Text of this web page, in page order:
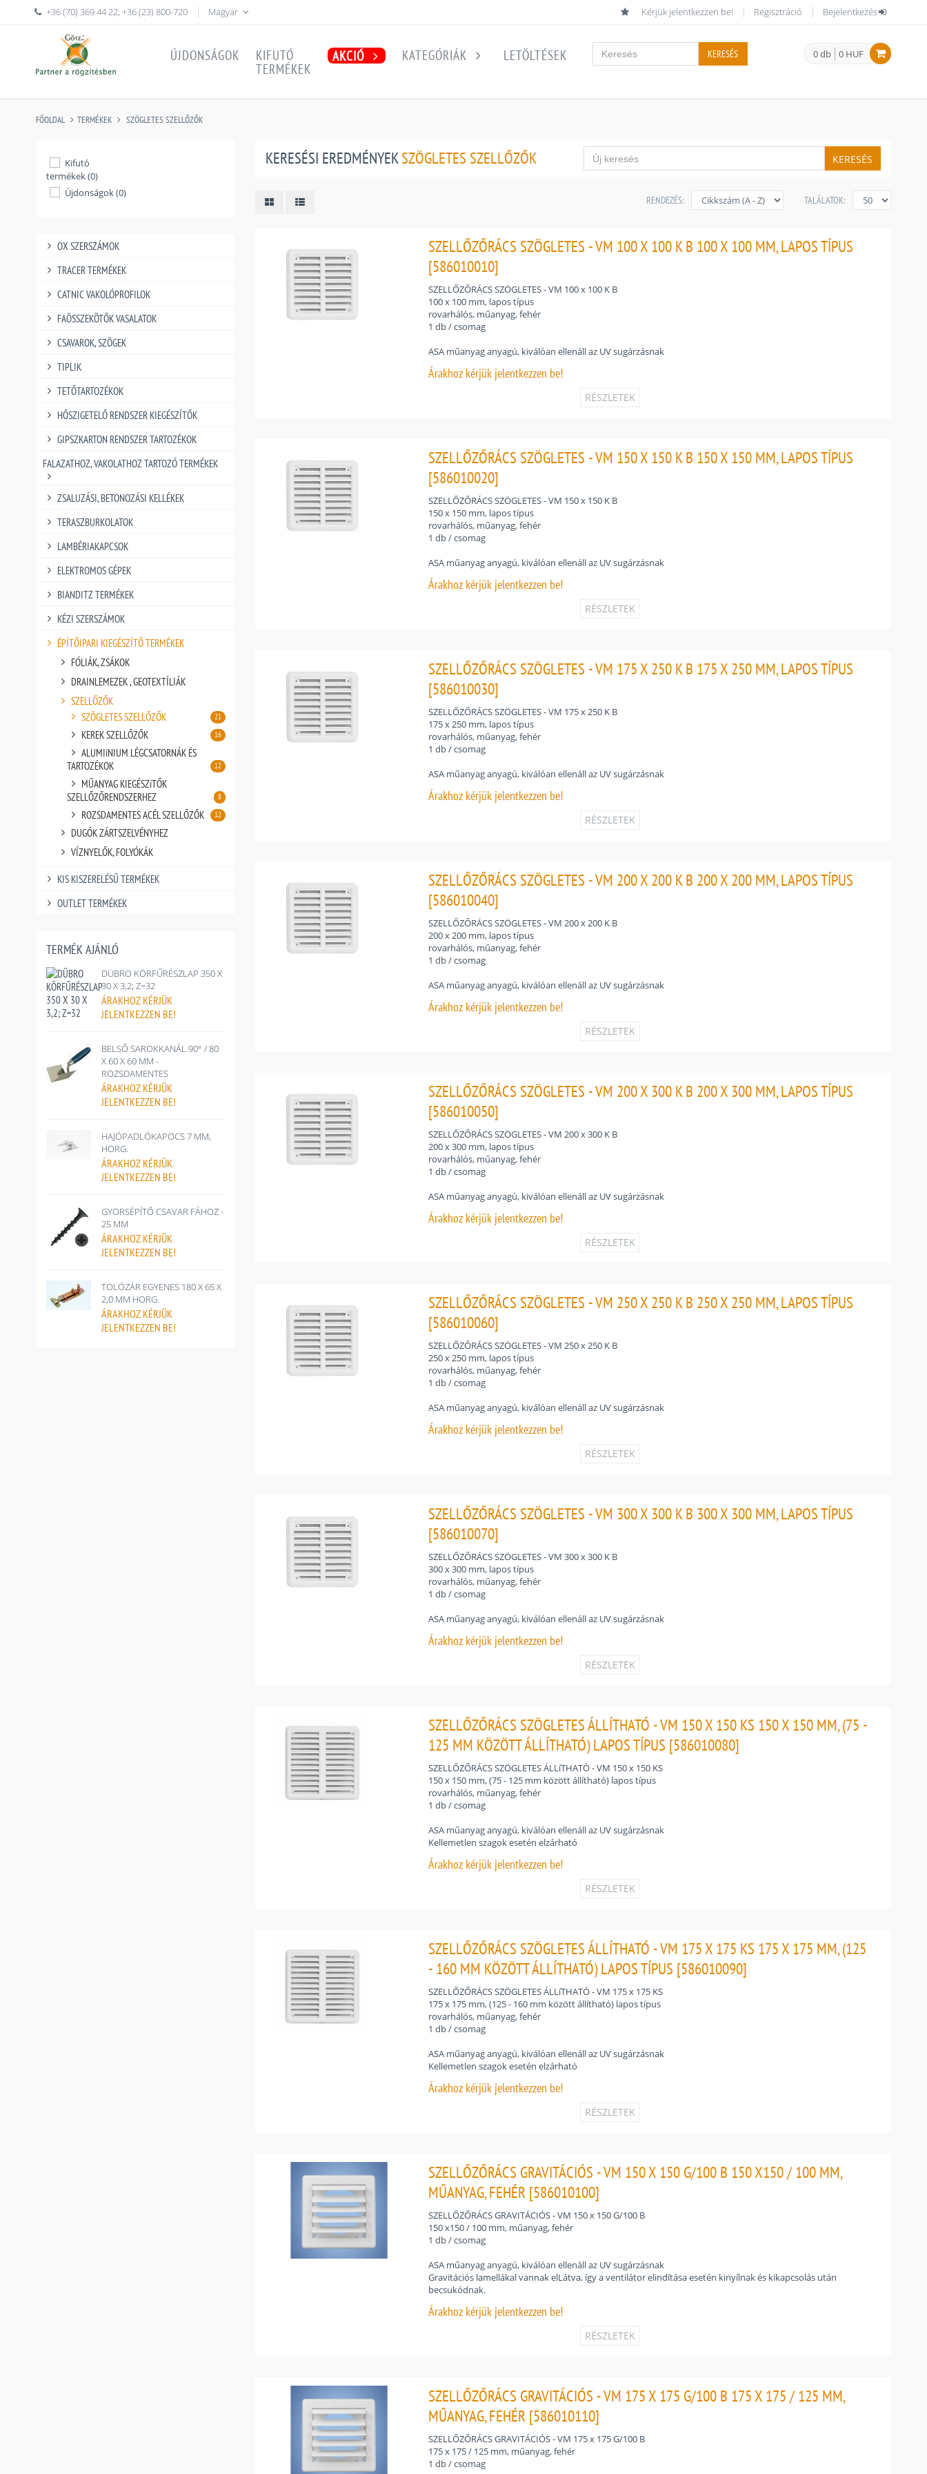
+36 (70) 369 44 22,+36 (23) 800-720 Magyar Kérjük jelentkezzen be! Regisztráció Bejelentkezés
0 db 0 HUF
ÚJDONSÁGOK
KIFUTÓ
TERMÉKEK
AKCIÓ KATEGÓRIÁK LETÖLTÉSEK KERESÉS
FŐOLDAL TERMÉKEK SZÖGLETES SZELLŐZŐK
Kifutó
termékek (0)
Újdonságok (0)
OX SZERSZÁMOK
TRACER TERMÉKEK
CATNIC VAKOLÓPROFILOK
FAÖSSZEKÖTŐK VASALATOK
CSAVAROK, SZÖGEK
TIPLIK
TETŐTARTOZÉKOK
HŐSZIGETELŐ RENDSZER KIEGÉSZÍTŐK
GIPSZKARTON RENDSZER TARTOZÉKOK
FALAZATHOZ, VAKOLATHOZ TARTOZÓ TERMÉKEK
ZSALUZÁSI, BETONOZÁSI KELLÉKEK
TERASZBURKOLATOK
LAMBÉRIAKAPCSOK
ELEKTROMOS GÉPEK
BIANDITZ TERMÉKEK
KÉZI SZERSZÁMOK
ÉPÍTŐIPARI KIEGÉSZÍTŐ TERMÉKEK
FÓLIÁK, ZSÁKOK
DRAINLEMEZEK , GEOTEXTÍLIÁK
SZELLŐZŐK
SZÖGLETES SZELLŐZŐK
21
KEREK SZELLŐZŐK 16
ALUMIíNIUM LÉGCSATORNÁK ÉS
TARTOZÉKOK
12
MŰANYAG KIEGÉSZíTŐK
SZELLŐZŐRENDSZERHEZ
8
ROZSDAMENTES ACÉL SZELLŐZŐK 12
DUGÓK ZÁRTSZELVÉNYHEZ
VÍZNYELŐK, FOLYÓKÁK
KIS KISZERELÉSŰ TERMÉKEK
OUTLET TERMÉKEK
TERMÉK AJÁNLÓ
DÜBRO KÖRFŰRÉSZLAP 350 X
30 X 3,2; Z=32
ÁRAKHOZ KÉRJÜK
JELENTKEZZEN BE!
BELSŐ SAROKKANÁL 90° / 80
X 60 X 60 MM -
ROZSDAMENTES
ÁRAKHOZ KÉRJÜK
JELENTKEZZEN BE!
HAJÓPADLÓKAPOCS 7 MM,
HORG.
ÁRAKHOZ KÉRJÜK
JELENTKEZZEN BE!
GYORSÉPÍTŐ CSAVAR FÁHOZ -
25 MM
ÁRAKHOZ KÉRJÜK
JELENTKEZZEN BE!
TOLÓZÁR EGYENES 180 X 65 X
2,0 MM HORG.
ÁRAKHOZ KÉRJÜK
JELENTKEZZEN BE!
KERESÉSI EREDMÉNYEKSZÖGLETES SZELLŐZŐK KERESÉS
TALÁLATOK:
RENDEZÉS:
SZELLŐZŐRÁCS SZÖGLETES - VM 100 X 100 K B 100 X 100 MM, LAPOS TÍPUS
[586010010]
SZELLŐZŐRÁCS SZÖGLETES - VM 100 x 100 K B
100 x 100 mm, lapos típus
rovarhálós, műanyag, fehér
1 db / csomag
ASA műanyag anyagú, kiválóan ellenáll az UV sugárzásnak
Árakhoz kérjük jelentkezzen be!
RÉSZLETEK
SZELLŐZŐRÁCS SZÖGLETES - VM 150 X 150 K B 150 X 150 MM, LAPOS TÍPUS
[586010020]
SZELLŐZŐRÁCS SZÖGLETES - VM 150 x 150 K B
150 x 150 mm, lapos típus
rovarhálós, műanyag, fehér
1 db / csomag
ASA műanyag anyagú, kiválóan ellenáll az UV sugárzásnak
Árakhoz kérjük jelentkezzen be!
RÉSZLETEK
SZELLŐZŐRÁCS SZÖGLETES - VM 175 X 250 K B 175 X 250 MM, LAPOS TÍPUS
[586010030]
SZELLŐZŐRÁCS SZÖGLETES - VM 175 x 250 K B
175 x 250 mm, lapos típus
rovarhálós, műanyag, fehér
1 db / csomag
ASA műanyag anyagú, kiválóan ellenáll az UV sugárzásnak
Árakhoz kérjük jelentkezzen be!
RÉSZLETEK
SZELLŐZŐRÁCS SZÖGLETES - VM 200 X 200 K B 200 X 200 MM, LAPOS TÍPUS
[586010040]
SZELLŐZŐRÁCS SZÖGLETES - VM 200 x 200 K B
200 x 200 mm, lapos típus
rovarhálós, műanyag, fehér
1 db / csomag
ASA műanyag anyagú, kiválóan ellenáll az UV sugárzásnak
Árakhoz kérjük jelentkezzen be!
RÉSZLETEK
SZELLŐZŐRÁCS SZÖGLETES - VM 200 X 300 K B 200 X 300 MM, LAPOS TÍPUS
[586010050]
SZELLŐZŐRÁCS SZÖGLETES - VM 200 x 300 K B
200 x 300 mm, lapos típus
rovarhálós, műanyag, fehér
1 db / csomag
ASA műanyag anyagú, kiválóan ellenáll az UV sugárzásnak
Árakhoz kérjük jelentkezzen be!
RÉSZLETEK
SZELLŐZŐRÁCS SZÖGLETES - VM 250 X 250 K B 250 X 250 MM, LAPOS TÍPUS
[586010060]
SZELLŐZŐRÁCS SZÖGLETES - VM 250 x 250 K B
250 x 250 mm, lapos típus
rovarhálós, műanyag, fehér
1 db / csomag
ASA műanyag anyagú, kiválóan ellenáll az UV sugárzásnak
Árakhoz kérjük jelentkezzen be!
RÉSZLETEK
SZELLŐZŐRÁCS SZÖGLETES - VM 300 X 300 K B 300 X 300 MM, LAPOS TÍPUS
[586010070]
SZELLŐZŐRÁCS SZÖGLETES - VM 300 x 300 K B
300 x 300 mm, lapos típus
rovarhálós, műanyag, fehér
1 db / csomag
ASA műanyag anyagú, kiválóan ellenáll az UV sugárzásnak
Árakhoz kérjük jelentkezzen be!
RÉSZLETEK
SZELLŐZŐRÁCS SZÖGLETES ÁLLÍTHATÓ - VM 150 X 150 KS 150 X 150 MM, (75 -
125 MM KÖZÖTT ÁLLÍTHATÓ) LAPOS TÍPUS [586010080]
SZELLŐZŐRÁCS SZÖGLETES ÁLLíTHATÓ - VM 150 x 150 KS
150 x 150 mm, (75 - 125 mm között állítható) lapos típus
rovarhálós, műanyag, fehér
1 db / csomag
ASA műanyag anyagú, kiválóan ellenáll az UV sugárzásnak
Kellemetlen szagok esetén elzárható
Árakhoz kérjük jelentkezzen be!
RÉSZLETEK
SZELLŐZŐRÁCS SZÖGLETES ÁLLÍTHATÓ - VM 175 X 175 KS 175 X 175 MM, (125
- 160 MM KÖZÖTT ÁLLÍTHATÓ) LAPOS TÍPUS [586010090]
SZELLŐZŐRÁCS SZÖGLETES ÁLLíTHATÓ - VM 175 x 175 KS
175 x 175 mm, (125 - 160 mm között állítható) lapos típus
rovarhálós, műanyag, fehér
1 db / csomag
ASA műanyag anyagú, kiválóan ellenáll az UV sugárzásnak
Kellemetlen szagok esetén elzárható
Árakhoz kérjük jelentkezzen be!
RÉSZLETEK
SZELLŐZŐRÁCS GRAVITÁCIÓS - VM 150 X 150 G/100 B 150 X150 / 100 MM,
MŰANYAG, FEHÉR [586010100]
SZELLŐZŐRÁCS GRAVITÁCIÓS - VM 150 x 150 G/100 B
150 x150 / 100 mm, műanyag, fehér
1 db / csomag
ASA műanyag anyagú, kiválóan ellenáll az UV sugárzásnak
Gravitációs lamellákal vannak elLátva, így a ventilátor elindítása esetén kinyílnak és kikapcsolás után
becsukódnak.
Árakhoz kérjük jelentkezzen be!
RÉSZLETEK
SZELLŐZŐRÁCS GRAVITÁCIÓS - VM 175 X 175 G/100 B 175 X 175 / 125 MM,
MŰANYAG, FEHÉR [586010110]
SZELLŐZŐRÁCS GRAVITÁCIÓS - VM 175 x 175 G/100 B
175 x 175 / 125 mm, műanyag, fehér
1 db / csomag